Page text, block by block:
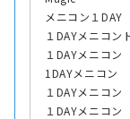
メニコン１DAY
１DAYメニコン
１DAYメニコ
1DAYメニコン
１DAYメニコ
１DAYメニコ